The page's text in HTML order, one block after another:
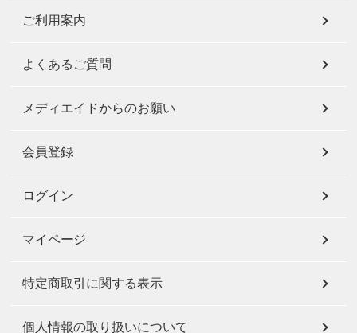
ご利用案内
よくあるご質問
メディエイドからのお願い
会員登録
ログイン
マイページ
特定商取引に関する表示
個人情報の取り扱いについて